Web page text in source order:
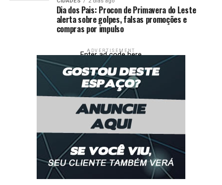
Dia dos Pais: Procon de Primavera do Leste
alerta sobre golpes, falsas promoções e
compras por impulso
ADVERTISEMENT
Enter ad code here